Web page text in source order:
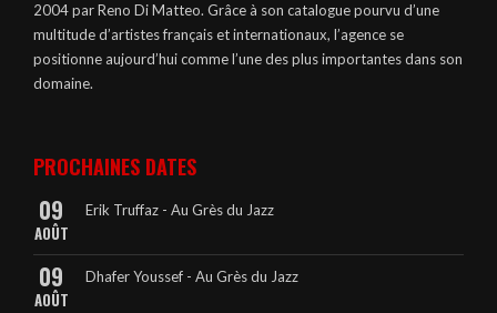
2004 par Reno Di Matteo. Grâce à son catalogue pourvu d’une
multitude d’artistes français et internationaux, l’agence se
positionne aujourd’hui comme l’une des plus importantes dans son
domaine.
PROCHAINES DATES
09
AOÛT
Erik Truffaz - Au Grès du Jazz
09
AOÛT
Dhafer Youssef - Au Grès du Jazz